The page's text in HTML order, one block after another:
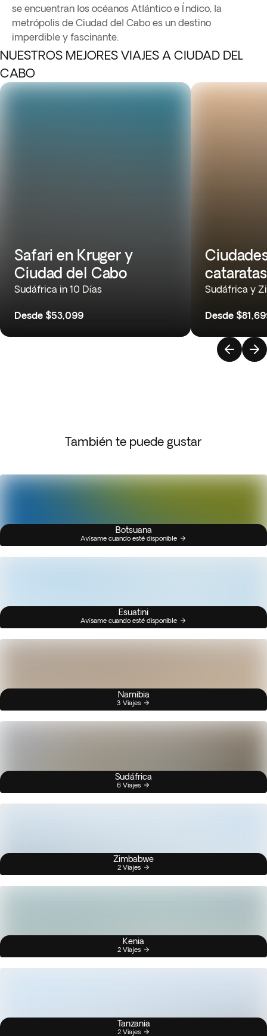
se encuentran los océanos Atlántico e Índico, la
metrópolis de Ciudad del Cabo es un destino
imperdible y fascinante.
NUESTROS MEJORES VIAJES A CIUDAD DEL
CABO
Safari en Kruger y
Ciudad del Cabo
Sudáfrica in 10 Días
Desde $53,099
cataratas
Sudáfrica y
Desde
También te puede gustar
Botsuana
Avísame cuando esté disponible
Esuatini
Avísame cuando esté disponible
Namibia
3 Viajes
Sudáfrica
6 Viajes
Zimbabwe
2 Viajes
Kenia
2 Viajes
Tanzania
2 Viajes